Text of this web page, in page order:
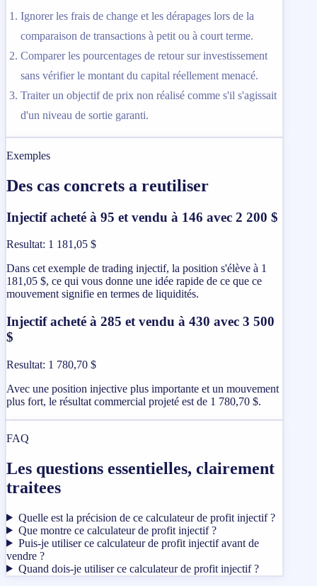
Ignorer les frais de change et les dérapages lors de la
comparaison de transactions à petit ou à court terme.
Comparer les pourcentages de retour sur investissement
sans vérifier le montant du capital réellement menacé.
Traiter un objectif de prix non réalisé comme s'il s'agissait
d'un niveau de sortie garanti.
Exemples
Des cas concrets a reutiliser
Injectif acheté à 95 et vendu à 146 avec 2 200 $
Resultat: 1 181,05 $
Dans cet exemple de trading injectif, la position s'élève à 1
181,05 $, ce qui vous donne une idée rapide de ce que ce
mouvement signifie en termes de liquidités.
Injectif acheté à 285 et vendu à 430 avec 3 500
$
Resultat: 1 780,70 $
Avec une position injective plus importante et un mouvement
plus fort, le résultat commercial projeté est de 1 780,70 $.
FAQ
Les questions essentielles, clairement
traitees
Quelle est la précision de ce calculateur de profit injectif ?
Que montre ce calculateur de profit injectif ?
Puis-je utiliser ce calculateur de profit injectif avant de
vendre ?
Quand dois-je utiliser ce calculateur de profit injectif ?